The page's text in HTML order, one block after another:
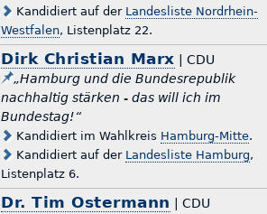
Kandidiert auf der Landesliste Nordrhein-
Westfalen, Listenplatz 22.
Dirk Christian Marx | CDU
„Hamburg und die Bundesrepublik
nachhaltig stärken - das will ich im
Bundestag!“
Kandidiert im Wahlkreis Hamburg-Mitte.
Kandidiert auf der Landesliste Hamburg,
Listenplatz 6.
Dr. Tim Ostermann | CDU